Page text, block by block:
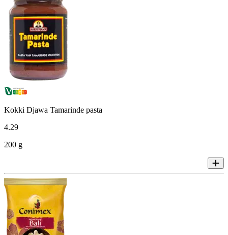
Kokki Djawa Tamarinde pasta
4.29
200 g